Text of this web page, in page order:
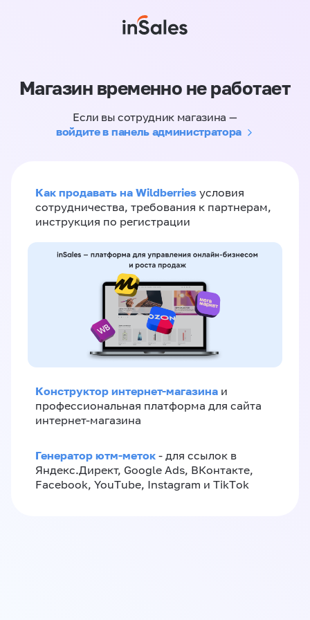
Магазин временно не работает
Если вы сотрудник магазина —
войдите в панель администратора
Как продавать на Wildberries условия
сотрудничества, требования к партнерам,
инструкция по регистрации
Конструктор интернет-магазина и
профессиональная платформа для сайта
интернет-магазина
Генератор ютм-меток - для ссылок в
Яндекс.Директ, Google Ads, ВКонтакте,
Facebook, YouTube, Instagram и TikTok